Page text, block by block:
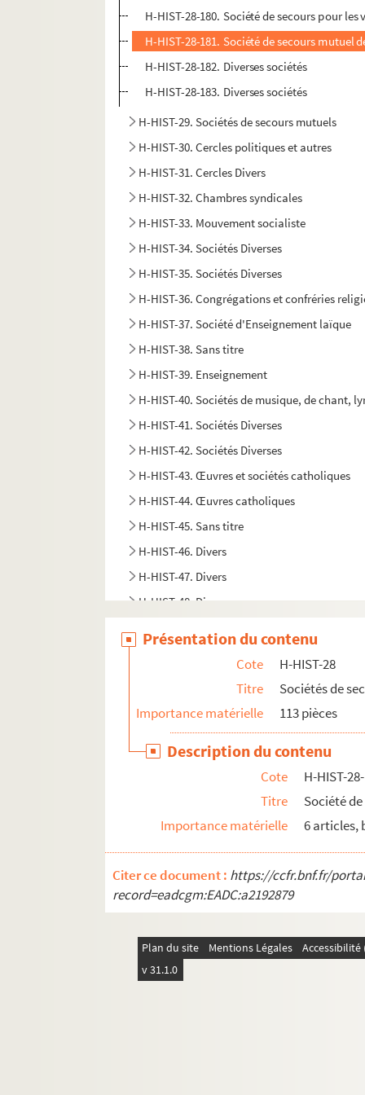
H-HIST-28-180. Société de secours pour
H-HIST-28-181. Société de secours mutuel
H-HIST-28-182. Diverses sociétés
H-HIST-28-183. Diverses sociétés
H-HIST-29. Sociétés de secours mutuels
H-HIST-30. Cercles politiques et autres
H-HIST-31. Cercles Divers
H-HIST-32. Chambres syndicales
H-HIST-33. Mouvement socialiste
H-HIST-34. Sociétés Diverses
H-HIST-35. Sociétés Diverses
H-HIST-36. Congrégations et confréries
H-HIST-37. Société d'Enseignement laïque
H-HIST-38. Sans titre
H-HIST-39. Enseignement
H-HIST-40. Sociétés de musique, de chant,
H-HIST-41. Sociétés Diverses
H-HIST-42. Sociétés Diverses
H-HIST-43. Œuvres et sociétés catholiques
H-HIST-44. Œuvres catholiques
H-HIST-45. Sans titre
H-HIST-46. Divers
H-HIST-47. Divers
H-HIST-48. Divers
H-HIST-54. Epoque de la Révolution
H-HIST-55. Elections et corporations
H-HIST-56. Clergé, mouvements politiques
H-HIST-57. Sociétés Diverses, politique
H-HIST-58. Enseignement
H-HIST-59. Commerces et industries
H-HIST-60. Sans titre
H-HIST-62. Fêtes et sociétés
H-HIST-63. Visites de personnages à Lille
Présentation du contenu
Cote
H-HIST-28
Titre
Sociétés de
Importance matérielle
113 pièces
Description du contenu
Cote
H-HIST-
Titre
Société
Importance matérielle
6 articles,
Citer ce document : https://ccfr.bnf.fr/
record=eadcgm:EADC:a2192879
Plan du site Mentions Légales
v 31.1.0